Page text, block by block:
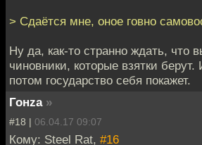
> Сдаётся мне, оное говно
Ну да, как-то странно ждать, что
чиновники, которые взятки берут.
потом государство себя покажет.
Гонzа »
#18 | 06.04.17 09:07
Кому: Steel Rat, #16